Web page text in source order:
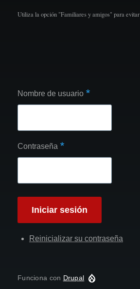
Utiliza la opción "Familiares y amigos" para
Nombre de usuario
Contraseña
Reinicializar su contraseña
Funciona con Drupal